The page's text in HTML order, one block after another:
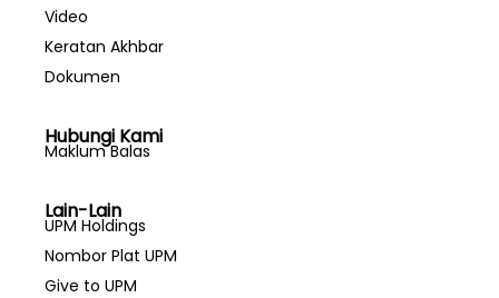
Video
Keratan Akhbar
Dokumen
Hubungi Kami
Maklum Balas
Lain-Lain
UPM Holdings
Nombor Plat UPM
Give to UPM